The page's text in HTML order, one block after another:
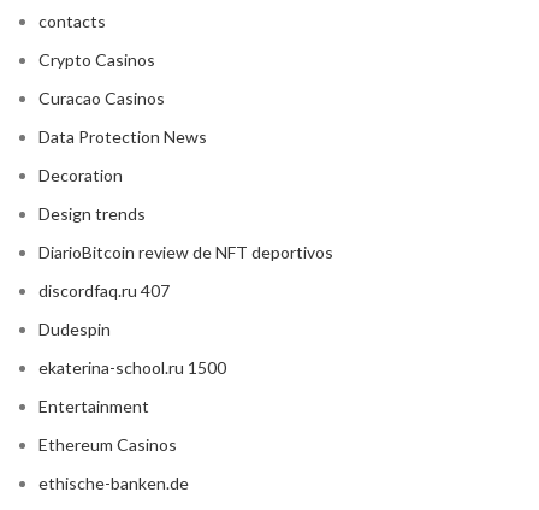
contacts
Crypto Casinos
Curacao Casinos
Data Protection News
Decoration
Design trends
DiarioBitcoin review de NFT deportivos
discordfaq.ru 407
Dudespin
ekaterina-school.ru 1500
Entertainment
Ethereum Casinos
ethische-banken.de